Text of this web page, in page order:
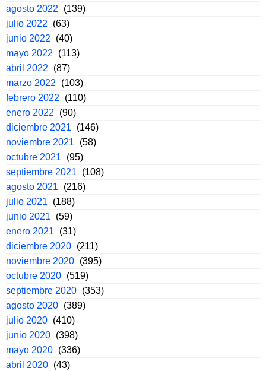
agosto 2022
(139)
julio 2022
(63)
junio 2022
(40)
mayo 2022
(113)
abril 2022
(87)
marzo 2022
(103)
febrero 2022
(110)
enero 2022
(90)
diciembre 2021
(146)
noviembre 2021
(58)
octubre 2021
(95)
septiembre 2021
(108)
agosto 2021
(216)
julio 2021
(188)
junio 2021
(59)
enero 2021
(31)
diciembre 2020 (211)
noviembre 2020 (395)
octubre 2020 (519)
septiembre 2020 (353)
agosto 2020 (389)
julio 2020 (410)
junio 2020 (398)
mayo 2020 (336)
abril 2020 (43)